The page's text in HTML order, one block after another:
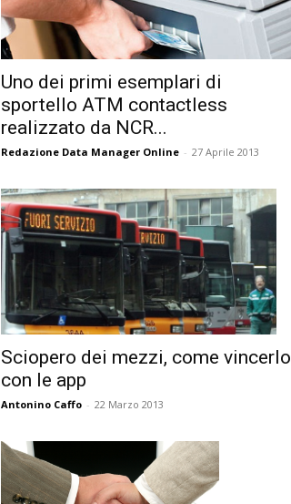
Uno dei primi esemplari di
sportello ATM contactless
realizzato da NCR...
Redazione Data Manager Online - 27 Aprile 2013
Sciopero dei mezzi, come vincerlo
con le app
Antonino Caffo - 22 Marzo 2013